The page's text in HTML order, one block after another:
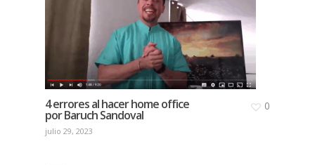
4 errores al hacer home office
por Baruch Sandoval
julio 29, 2023
0